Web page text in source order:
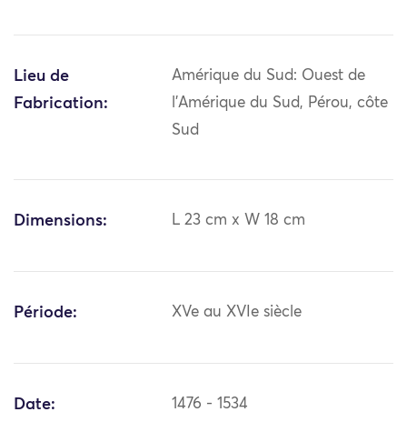
Lieu de
Fabrication:
Amérique du Sud: Ouest de
l'Amérique du Sud, Pérou, côte
Sud
Dimensions: L 23 cm x W 18 cm
Période: XVe au XVIe siècle
Date: 1476 - 1534